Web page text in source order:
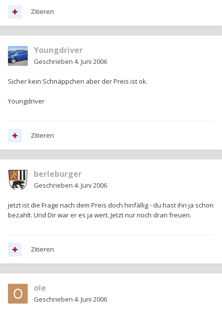
Zitieren
Youngdriver
Geschrieben 4. Juni 2006
Sicher kein Schnäppchen aber der Preis ist ok.
Youngdriver
Zitieren
berleburger
Geschrieben 4. Juni 2006
jetzt ist die Frage nach dem Preis doch hinfällig - du hast ihn ja schon
bezahlt. Und Dir war er es ja wert. Jetzt nur noch dran freuen.
Zitieren
ole
Geschrieben 4. Juni 2006